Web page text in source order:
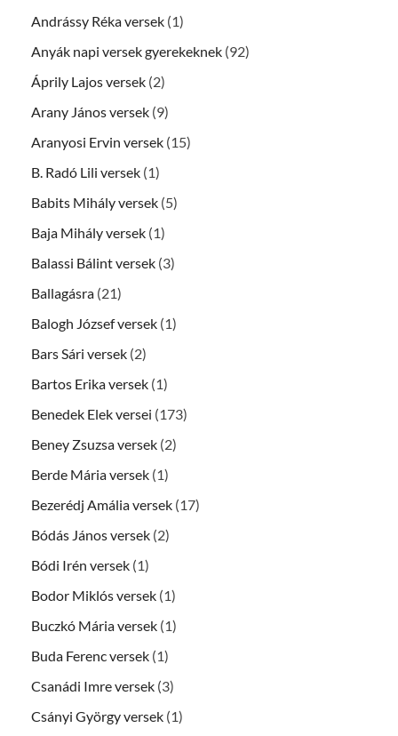
Andrássy Réka versek (1)
Anyák napi versek gyerekeknek (92)
Áprily Lajos versek (2)
Arany János versek (9)
Aranyosi Ervin versek (15)
B. Radó Lili versek (1)
Babits Mihály versek (5)
Baja Mihály versek (1)
Balassi Bálint versek (3)
Ballagásra (21)
Balogh József versek (1)
Bars Sári versek (2)
Bartos Erika versek (1)
Benedek Elek versei (173)
Beney Zsuzsa versek (2)
Berde Mária versek (1)
Bezerédj Amália versek (17)
Bódás János versek (2)
Bódi Irén versek (1)
Bodor Miklós versek (1)
Buczkó Mária versek (1)
Buda Ferenc versek (1)
Csanádi Imre versek (3)
Csányi György versek (1)